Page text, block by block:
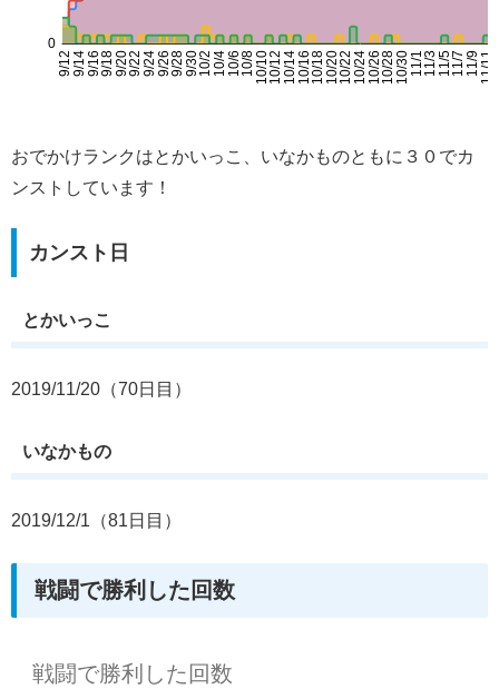
おでかけランクはとかいっこ、いなかものともに３０でカ
ンストしています！
カンスト日
とかいっこ
2019/11/20（70日目）
いなかもの
2019/12/1（81日目）
戦闘で勝利した回数